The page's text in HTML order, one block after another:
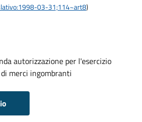
03-31;114~art8)
autorizzazione per l'esercizio
merci ingombranti